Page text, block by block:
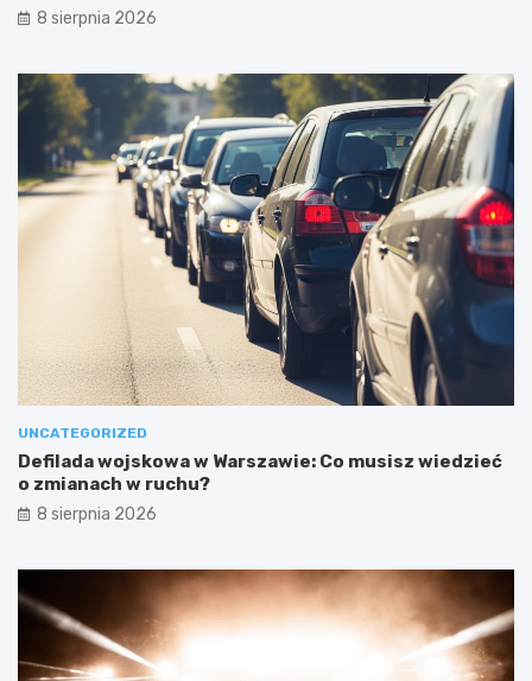
8 sierpnia 2026
UNCATEGORIZED
Defilada wojskowa w Warszawie: Co musisz wiedzieć
o zmianach w ruchu?
8 sierpnia 2026